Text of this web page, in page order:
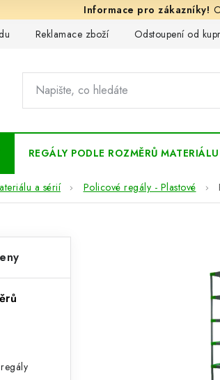
Reklamace zboží Odstoupení od
REGÁLY PODLE ROZMĚRŮ
a sérií Policové regály - Plastové